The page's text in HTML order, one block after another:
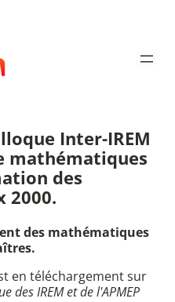
Inter-IREM
mathématiques
des
2000.
des mathématiques
en téléchargement sur
des IREM et de l'APMEP